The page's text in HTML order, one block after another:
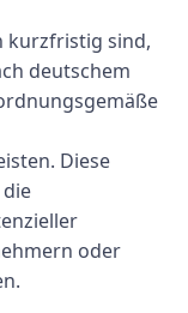
kurzfristig sind,
deutschem
Diese
oder